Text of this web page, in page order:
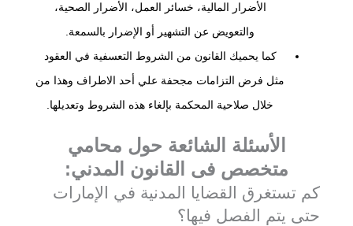
الأضرار المالية، خسائر العمل، الأضرار الصحية،
والتعويض عن التشهير أو الإضرار بالسمعة.
كما يحميك القانون من الشروط التعسفية في العقود
مثل فرض التزامات مجحفة علي أحد الاطراف وهذا من
خلال صلاحية المحكمة بإلغاء هذه الشروط وتعديلها.
الأسئلة الشائعة حول محامي
متخصص فى القانون المدني:
كم تستغرق القضايا المدنية في الإمارات
حتى يتم الفصل فيها؟